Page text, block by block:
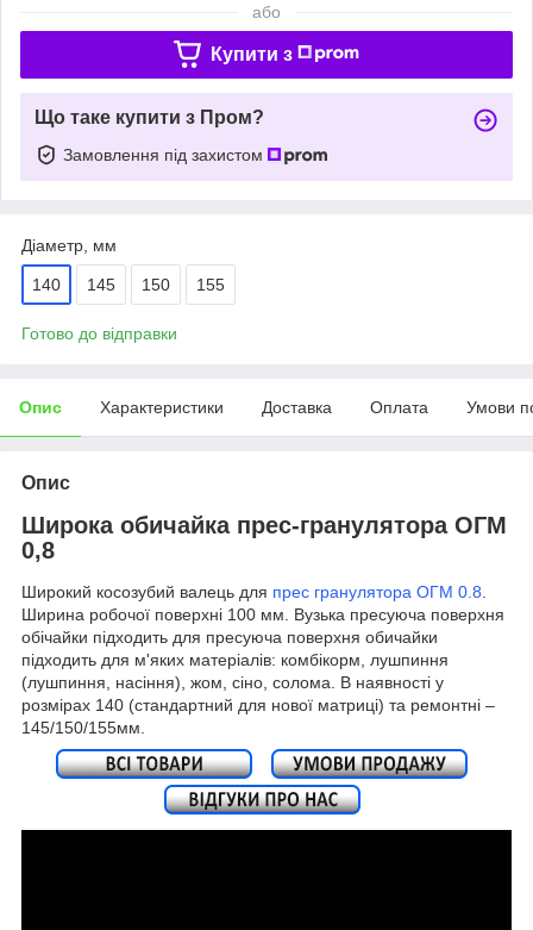
або
Купити з
Що таке купити з Пром?
Замовлення під захистом
Діаметр, мм
140 145 150 155
Готово до відправки
Опис Характеристики Доставка Оплата Умови
Опис
Широка обичайка прес-гранулятора ОГМ
0,8
Широкий косозубий валець для прес гранулятора ОГМ 0.8.
Ширина робочої поверхні 100 мм. Вузька пресуюча поверхня
обічайки підходить для пресуюча поверхня обичайки
підходить для м'яких матеріалів: комбікорм, лушпиння
(лушпиння, насіння), жом, сіно, солома. В наявності у
розмірах 140 (стандартний для нової матриці) та ремонтні –
145/150/155мм.